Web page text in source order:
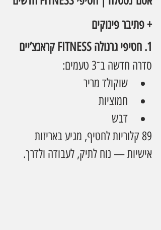
+ פתיבר פינוקים
1. חטיפי גרנולה FITNESS קראנצ’יים
סדרה חדשה ב־3 טעמים:
שוקולד מריר
חמוציות
דבש
89 קלוריות לחטיף, מגיע באריזות
אישיות — נוח לתיק, לעבודה ולדרך.